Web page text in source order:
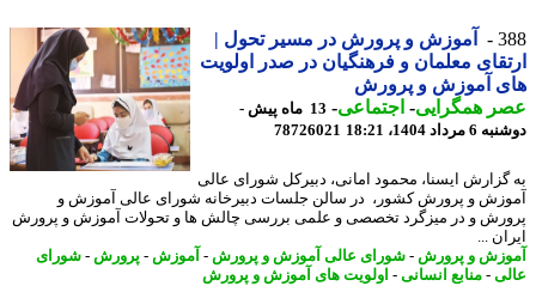
آموزش و پرورش در مسیر تحول |
معلمان و فرهنگیان در صدر اولویت
آموزش و پرورش
همگرایی -اجتماعی-
13 ماه پیش -
1404، 18:21
78726021
ایسنا، محمود امانی، دبیرکل شورای عالی
و پرورش کشور، در سالن جلسات دبیرخانه شورای عالی آموزش و
و در میزگرد تخصصی و علمی بررسی چالش ها و تحولات آموزش و پرورش
...
و پرورش-شورای عالی آموزش و پرورش-آموزش-پرورش-شورای
-منابع انسانی-اولویت های آموزش و پرورش